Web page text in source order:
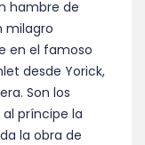
hambre de
milagro
en el famoso
desde Yorick,
Son los
príncipe la
la obra de